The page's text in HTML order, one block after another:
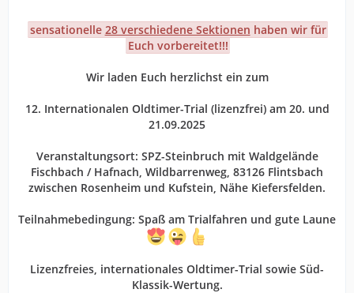
sensationelle 28 verschiedene Sektionen haben wir für
Euch vorbereitet!!!
Wir laden Euch herzlichst ein zum
12. Internationalen Oldtimer-Trial (lizenzfrei) am 20. und
21.09.2025
Veranstaltungsort: SPZ-Steinbruch mit Waldgelände
Fischbach / Hafnach, Wildbarrenweg, 83126 Flintsbach
zwischen Rosenheim und Kufstein, Nähe Kiefersfelden.
Teilnahmebedingung: Spaß am Trialfahren und gute Laune
Lizenzfreies, internationales Oldtimer-Trial sowie Süd-
Klassik-Wertung.